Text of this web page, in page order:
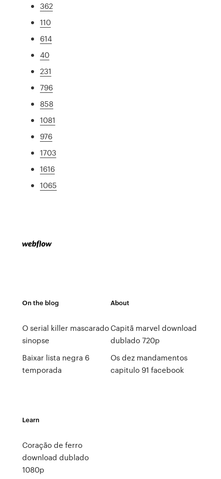
362
110
614
40
231
796
858
1081
976
1703
1616
1065
On the blog
O serial killer mascarado
sinopse
Baixar lista negra 6
temporada
About
Capitã marvel download
dublado 720p
Os dez mandamentos
capitulo 91 facebook
Learn
Coração de ferro
download dublado
1080p